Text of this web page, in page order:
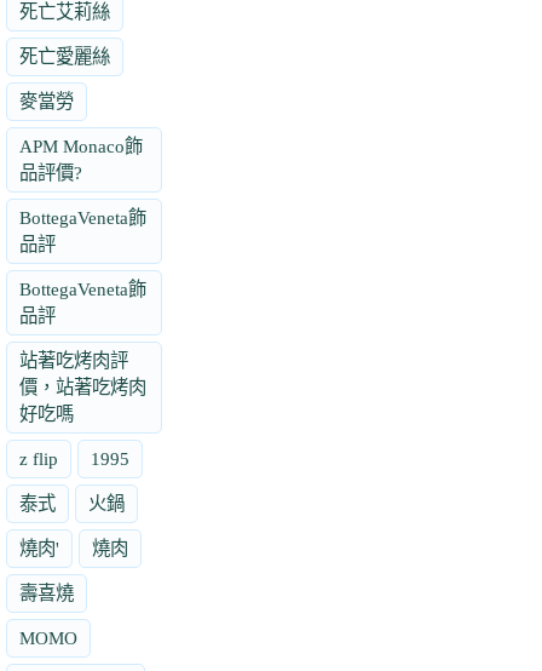
死亡艾莉絲
死亡愛麗絲
麥當勞
APM Monaco飾
品評價?
BottegaVeneta飾
品評
BottegaVeneta飾
品評
站著吃烤肉評
價，站著吃烤肉
好吃嗎
z flip 1995
泰式 火鍋
燒肉' 燒肉
壽喜燒
MOMO